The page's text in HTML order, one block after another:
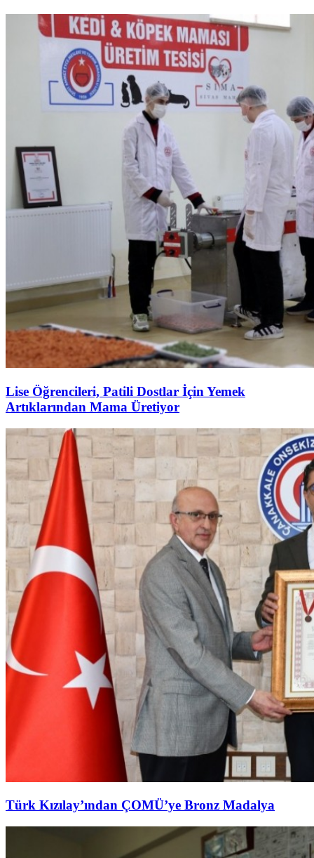
Lise Öğrencileri, Patili Dostlar İçin Yemek
Artıklarından Mama Üretiyor
Türk Kızılay’ından ÇOMÜ’ye Bronz Madalya